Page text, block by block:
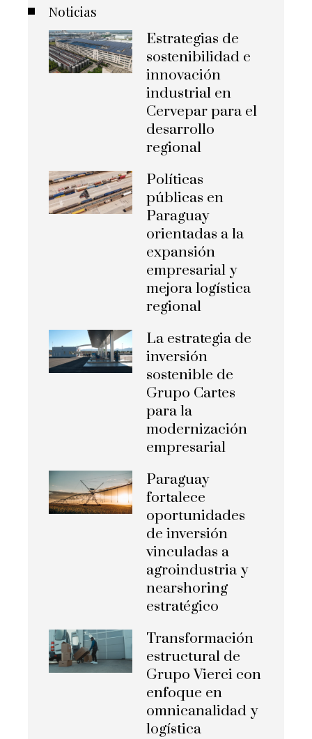
Noticias
Estrategias de
sostenibilidad e
innovación
industrial en
Cervepar para el
desarrollo
regional
Políticas
públicas en
Paraguay
orientadas a la
expansión
empresarial y
mejora logística
regional
La estrategia de
inversión
sostenible de
Grupo Cartes
para la
modernización
empresarial
Paraguay
fortalece
oportunidades
de inversión
vinculadas a
agroindustria y
nearshoring
estratégico
Transformación
estructural de
Grupo Vierci con
enfoque en
omnicanalidad y
logística